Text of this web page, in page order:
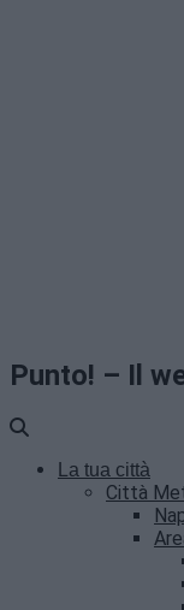
Punto! – Il
La tua città
Città